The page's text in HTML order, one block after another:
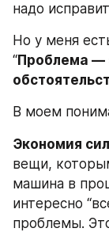
надо
Но у меня
“Проблема —
В моем
Экономия
вещи,
машина в
интересно
проблемы.